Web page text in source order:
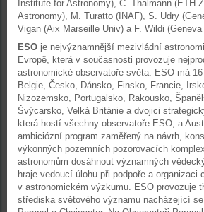
Institute for Astronomy), C. Thalmann (ETH
Astronomy), M. Turatto (INAF), S. Udry
Vigan (Aix Marseille Univ) a F. Wildi (Geneva
ESO je nejvýznamnější mezivládní
Evropě, která v současnosti provozuje
astronomické observatoře světa. ESO má
Belgie, Česko, Dánsko, Finsko, Francie,
Nizozemsko, Portugalsko, Rakousko,
Švýcarsko, Velká Británie a dvojici
která hostí všechny observatoře ESO, a
ambiciózní program zaměřený na návrh,
výkonných pozemních pozorovacích
astronomům dosáhnout významných
hraje vedoucí úlohu při podpoře a organizaci
v astronomickém výzkumu. ESO provozuje
střediska světového významu nacházející